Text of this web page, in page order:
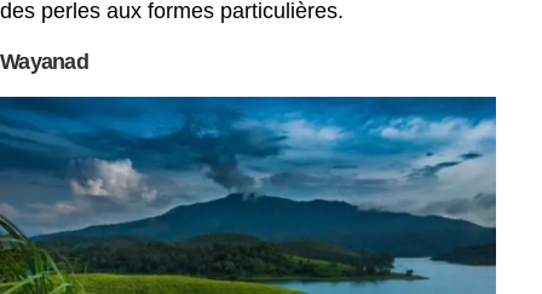
des perles aux formes particulières.
Wayanad